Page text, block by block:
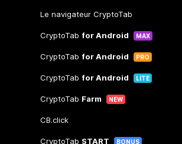
Le navigateur CryptoTab
CryptoTab for Android MAX
CryptoTab for Android PRO
CryptoTab for Android LITE
CryptoTab Farm NEW
CB.click
CryptoTab START BONUS